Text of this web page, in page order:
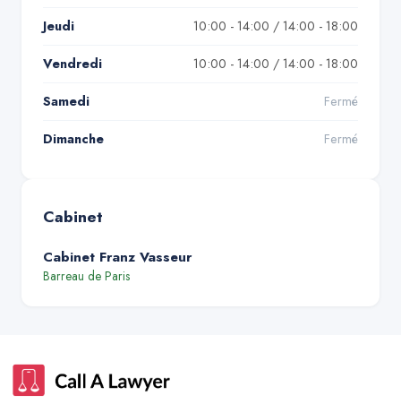
Jeudi 10:00 - 14:00 / 14:00 - 18:00
Vendredi 10:00 - 14:00 / 14:00 - 18:00
Samedi Fermé
Dimanche Fermé
Cabinet
Cabinet Franz Vasseur
Barreau de Paris